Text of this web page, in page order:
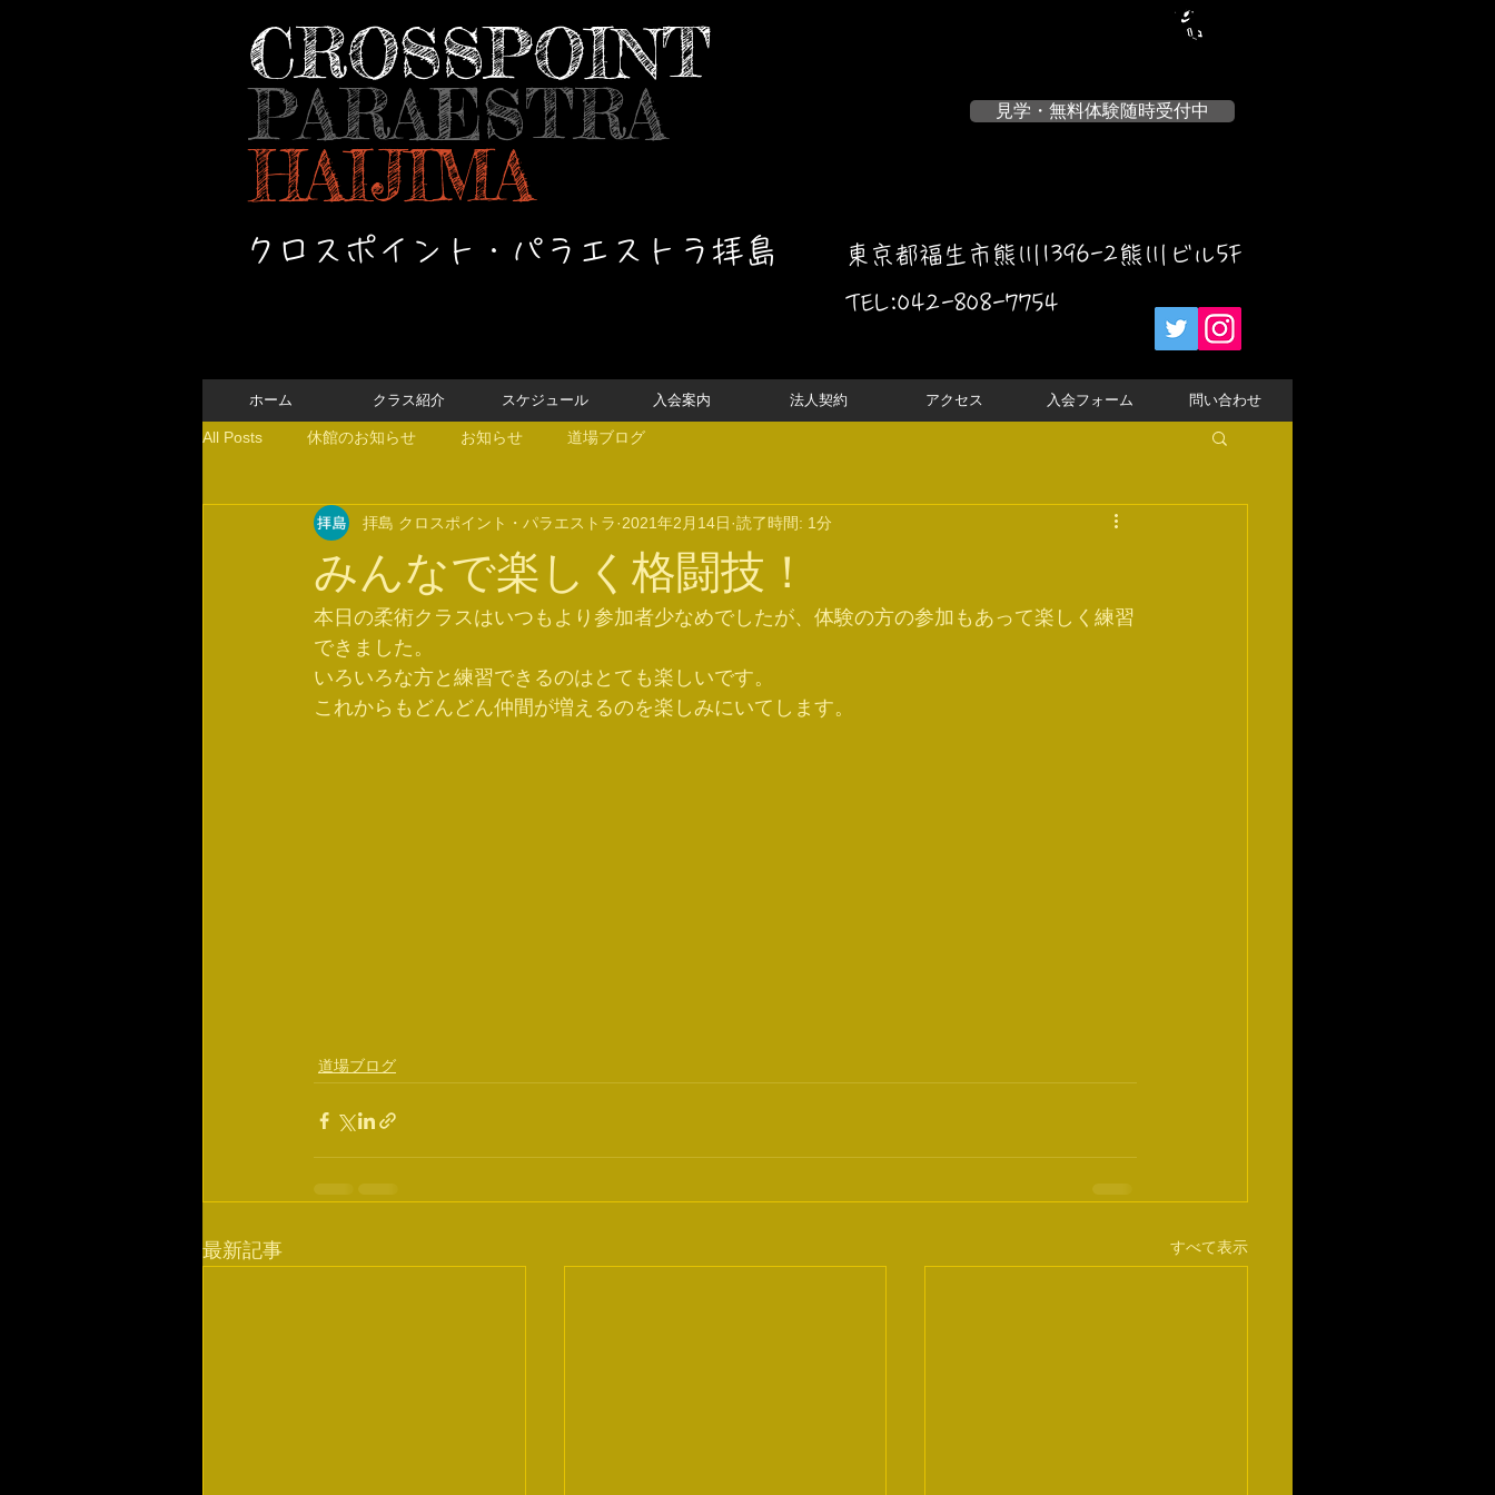
CROSSPOINT
PARAESTRA
HAIJIMA
見学・無料体験随時受付中
クロスポイント・パラエストラ拝島
東京都福生市熊川1396-2熊川ビル5F
TEL:042-808-7754
ホーム クラス紹介 スケジュール 入会案内 法人契約 アクセス 入会フォーム 問い合わせ
All Posts 休館のお知らせ お知らせ 道場ブログ
みんなで楽しく格闘技！
拝島 クロスポイント・パラエストラ 2021年2月14日 読了時間: 1分
本日の柔術クラスはいつもより参加者少なめでしたが、体験の方の参加もあって楽しく練習
できました。
いろいろな方と練習できるのはとても楽しいです。
これからもどんどん仲間が増えるのを楽しみにいてします。
道場ブログ
最新記事 すべて表示